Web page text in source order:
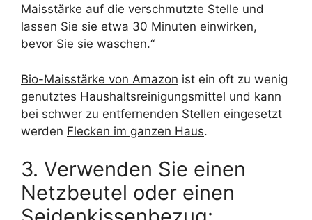
Maisstärke auf die verschmutzte Stelle und
lassen Sie sie etwa 30 Minuten einwirken,
bevor Sie sie waschen.“
Bio-Maisstärke von Amazon ist ein oft zu wenig
genutztes Haushaltsreinigungsmittel und kann
bei schwer zu entfernenden Stellen eingesetzt
werden Flecken im ganzen Haus.
3. Verwenden Sie einen
Netzbeutel oder einen